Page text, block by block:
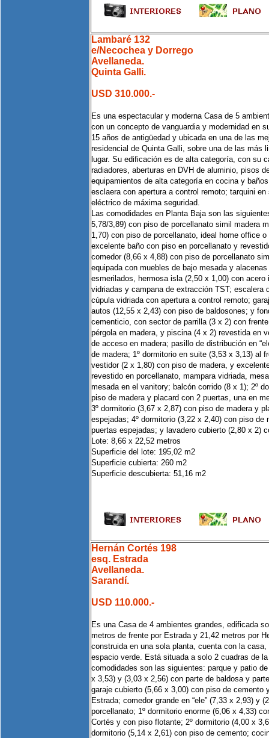
Lambaré 132
e/Necochea y Dorrego
Avellaneda.
Quinta Galli.
USD 310.000.-
Es una espectacular y moderna Casa de 5
con un concepto de vanguardia y modernidad en
15 años de antigüedad y ubicada en una de las
residencial de Quinta Galli, sobre una de las más
lugar. Su edificación es de alta categoría, con su
radiadores, aberturas en DVH de aluminio, pisos
equipamientos de alta categoría en cocina y
esclaera con apertura a control remoto; tarquini
eléctrico de máxima seguridad.
Las comodidades en Planta Baja son las
5,78/3,89) con piso de porcellanato simil madera
1,70) con piso de porcellanato, ideal home office
excelente baño con piso en porcellanato y
comedor (8,66 x 4,88) con piso de porcellanato
equipada con muebles de bajo mesada y
esmerilados, hermosa isla (2,50 x 1,00) con acero
vidriadas y campana de extracción TST; escalera
cúpula vidriada con apertura a control remoto;
autos (12,55 x 2,43) con piso de baldosones; y
cementicio, con sector de parrilla (3 x 2) con
pérgola en madera, y piscina (4 x 2) revestida en
de acceso en madera; pasillo de distribución en
de madera; 1º dormitorio en suite (3,53 x 3,13) al
vestidor (2 x 1,80) con piso de madera, y
revestido en porcellanato, mampara vidriada,
mesada en el vanitory; balcón corrido (8 x 1); 2º
piso de madera y placard con 2 puertas, una en
3º dormitorio (3,67 x 2,87) con piso de madera y
espejadas; 4º dormitorio (3,22 x 2,40) con piso de
puertas espejadas; y lavadero cubierto (2,80 x 2)
Lote: 8,66 x 22,52 metros
Superficie del lote: 195,02 m2
Superficie cubierta: 260 m2
Superficie descubierta: 51,16 m2
Hernán Cortés 198
esq. Estrada
Avellaneda.
Sarandí.
USD 110.000.-
Es una Casa de 4 ambientes grandes, edificada
metros de frente por Estrada y 21,42 metros por
construida en una sola planta, cuenta con la
espacio verde. Está situada a solo 2 cuadras de
comodidades son las siguientes: parque y patio
x 3,53) y (3,03 x 2,56) con parte de baldosa y
garaje cubierto (5,66 x 3,00) con piso de cemento
Estrada; comedor grande en “ele” (7,33 x 2,93) y
porcellanato; 1º dormitorio enorme (6,06 x 4,33)
Cortés y con piso flotante; 2º dormitorio (4,00 x
dormitorio (5,14 x 2,61) con piso de cemento;